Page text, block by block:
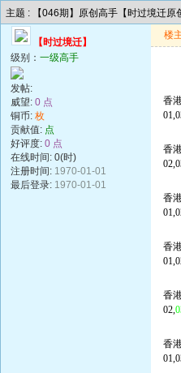
主题 : 【046期】原创高手【时过境迁
【时过境迁】
级别： 一级高手
发帖:
威望: 0 点
铜币: 枚
贡献值: 点
好评度: 0 点
在线时间: 0(时)
注册时间: 1970-01-01
最后登录: 1970-01-01
楼
香
香
香
香
香
02,
香